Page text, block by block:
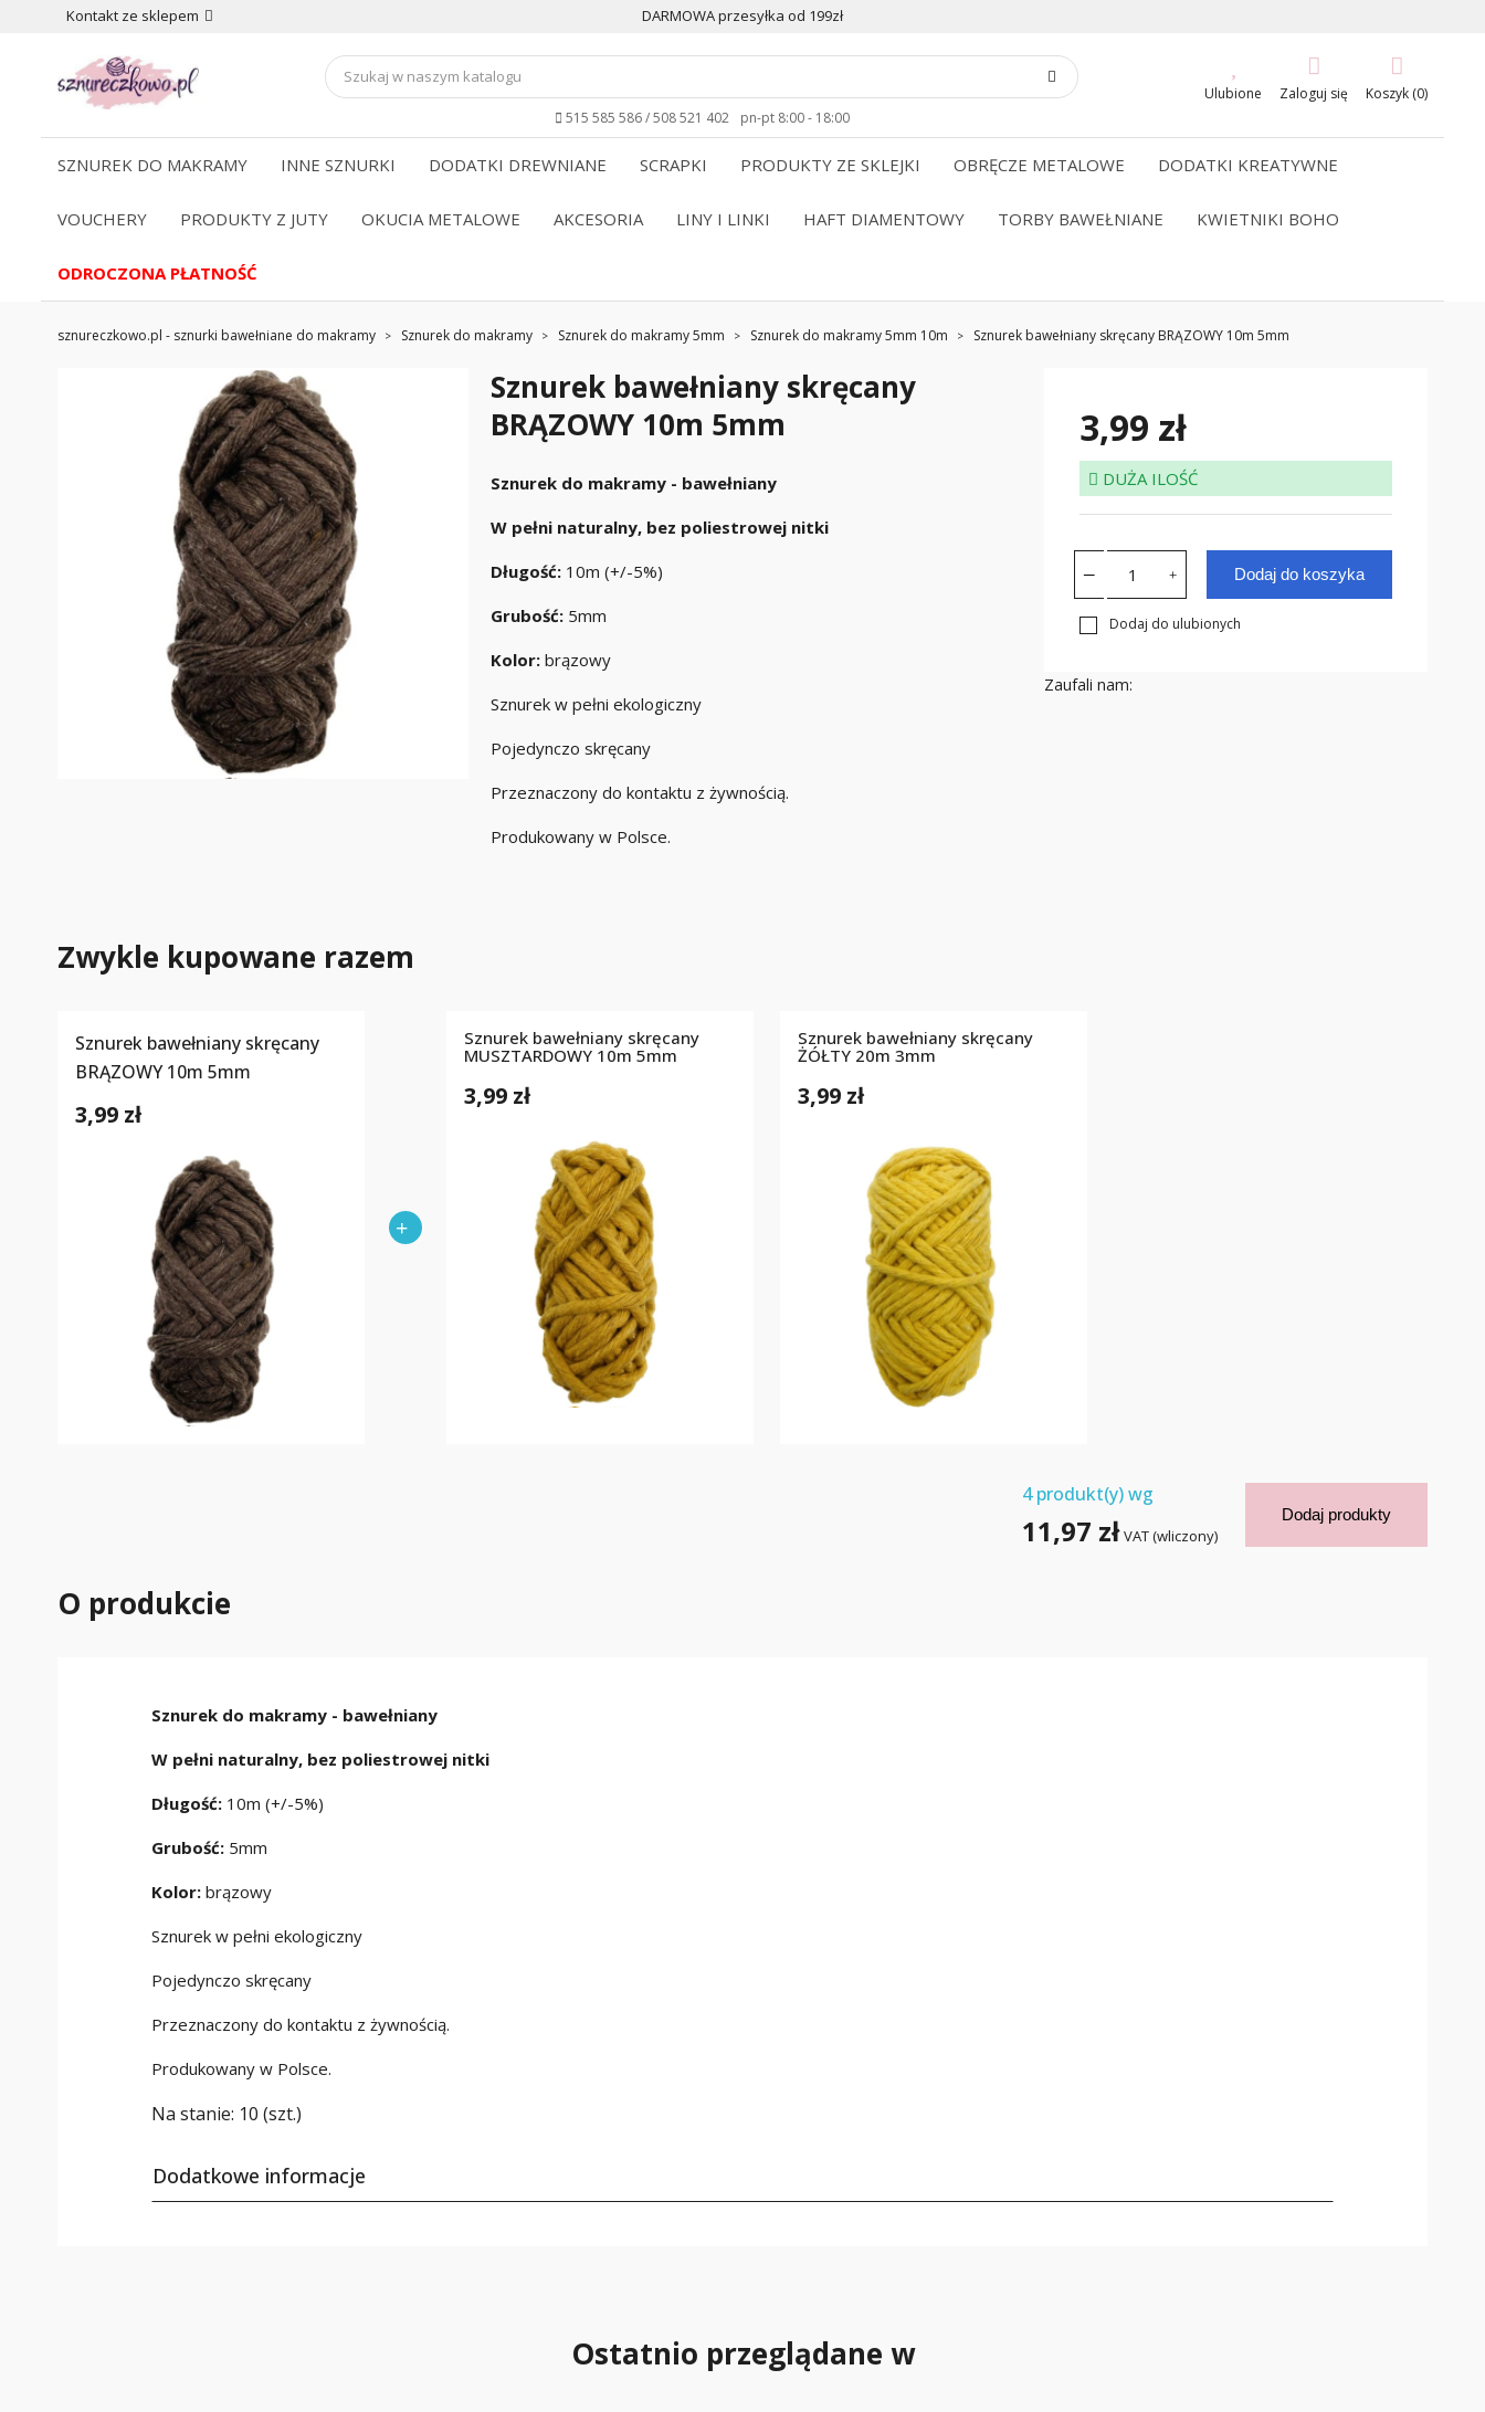
Kontakt ze sklepem DARMOWA przesyłka od 199zł
515 585 586 / 508 521 402 pn-pt 8:00 - 18:00
Ulubione Zaloguj się Koszyk (0)
SZNUREK DO MAKRAMY INNE SZNURKI DODATKI DREWNIANE SCRAPKI PRODUKTY ZE SKLEJKI OBRĘCZE METALOWE DODATKI KREATYWNE
VOUCHERY PRODUKTY Z JUTY OKUCIA METALOWE AKCESORIA LINY I LINKI HAFT DIAMENTOWY TORBY BAWEŁNIANE KWIETNIKI BOHO
ODROCZONA PŁATNOŚĆ
sznureczkowo.pl - sznurki bawełniane do makramy Sznurek do makramy Sznurek do makramy 5mm Sznurek do makramy 5mm 10m Sznurek bawełniany skręcany BRĄZOWY 10m 5mm
Sznurek bawełniany skręcany
BRĄZOWY 10m 5mm
Sznurek do makramy - bawełniany
W pełni naturalny, bez poliestrowej nitki
Długość: 10m (+/-5%)
Grubość: 5mm
Kolor: brązowy
Sznurek w pełni ekologiczny
Pojedynczo skręcany
Przeznaczony do kontaktu z żywnością.
Produkowany w Polsce.
3,99 zł
DUŻA ILOŚĆ
Dodaj do koszyka
Dodaj do ulubionych
Zaufali nam:
Zwykle kupowane razem
Sznurek bawełniany skręcany
BRĄZOWY 10m 5mm
3,99 zł
Sznurek bawełniany skręcany
MUSZTARDOWY 10m 5mm
3,99 zł
Sznurek bawełniany skręcany
ŻÓŁTY 20m 3mm
3,99 zł
4produkt(y) wg
11,97 zł VAT (wliczony)
Dodaj produkty
O produkcie
Sznurek do makramy - bawełniany
W pełni naturalny, bez poliestrowej nitki
Długość: 10m (+/-5%)
Grubość: 5mm
Kolor: brązowy
Sznurek w pełni ekologiczny
Pojedynczo skręcany
Przeznaczony do kontaktu z żywnością.
Produkowany w Polsce.
Na stanie: 10 (szt.)
Dodatkowe informacje
Ostatnio przeglądane w